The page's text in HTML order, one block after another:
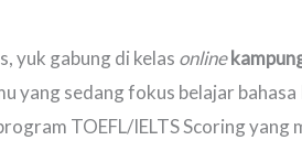
yuk gabung di kelas online
yang sedang fokus belajar
TOEFL/IELTS Scoring yang